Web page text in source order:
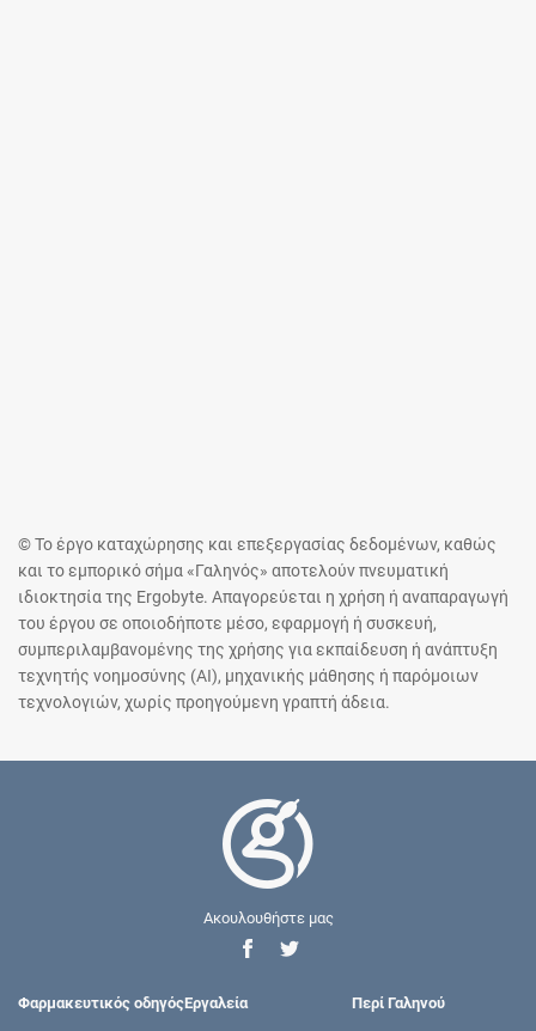
© Το έργο καταχώρησης και επεξεργασίας δεδομένων, καθώς
και το εμπορικό σήμα «Γαληνός» αποτελούν πνευματική
ιδιοκτησία της Ergobyte. Απαγορεύεται η χρήση ή αναπαραγωγή
του έργου σε οποιοδήποτε μέσο, εφαρμογή ή συσκευή,
συμπεριλαμβανομένης της χρήσης για εκπαίδευση ή ανάπτυξη
τεχνητής νοημοσύνης (AI), μηχανικής μάθησης ή παρόμοιων
τεχνολογιών, χωρίς προηγούμενη γραπτή άδεια.
Ακουλουθήστε μας
Φαρμακευτικός οδηγόςΕργαλεία Περί Γαληνού